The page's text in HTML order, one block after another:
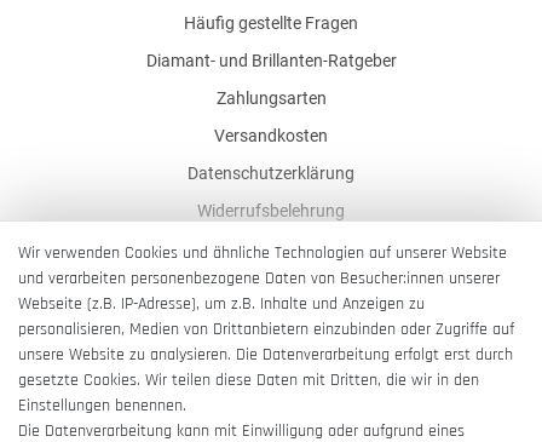
Häufig gestellte Fragen
Diamant- und Brillanten-Ratgeber
Zahlungsarten
Versandkosten
Datenschutzerklärung
Widerrufsbelehrung
AGB
Impressum
Barrierefreiheitserklärung
Wir verwenden Cookies und ähnliche Technologien auf unserer Website
und verarbeiten personenbezogene Daten von Besucher:innen unserer
Webseite (z.B. IP-Adresse), um z.B. Inhalte und Anzeigen zu
personalisieren, Medien von Drittanbietern einzubinden oder Zugriffe auf
unsere Website zu analysieren. Die Datenverarbeitung erfolgt erst durch
gesetzte Cookies. Wir teilen diese Daten mit Dritten, die wir in den
Einstellungen benennen.
Die Datenverarbeitung kann mit Einwilligung oder aufgrund eines